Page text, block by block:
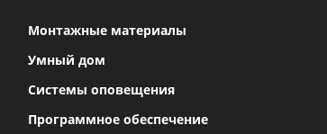
Монтажные материалы
Умный дом
Системы оповещения
Программное обеспечение